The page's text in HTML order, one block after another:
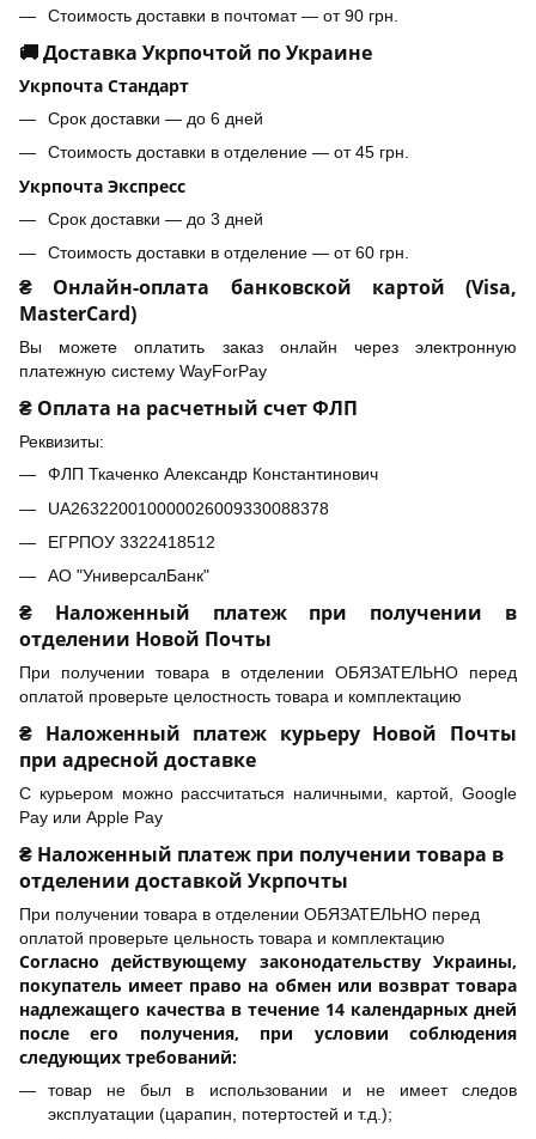
Стоимость доставки в почтомат — от 90 грн.
🚚 Доставка Укрпочтой по Украине
Укрпочта Стандарт
Срок доставки — до 6 дней
Стоимость доставки в отделение — от 45 грн.
Укрпочта Экспресс
Срок доставки — до 3 дней
Стоимость доставки в отделение — от 60 грн.
₴ Онлайн-оплата банковской картой (Visa,
MasterCard)
Вы можете оплатить заказ онлайн через электронную
платежную систему WayForPay
₴ Оплата на расчетный счет ФЛП
Реквизиты:
ФЛП Ткаченко Александр Константинович
UA263220010000026009330088378
ЕГРПОУ 3322418512
АО "УниверсалБанк"
₴ Наложенный платеж при получении в
отделении Новой Почты
При получении товара в отделении ОБЯЗАТЕЛЬНО перед
оплатой проверьте целостность товара и комплектацию
₴ Наложенный платеж курьеру Новой Почты
при адресной доставке
С курьером можно рассчитаться наличными, картой, Google
Pay или Apple Pay
₴ Наложенный платеж при получении товара в
отделении доставкой Укрпочты
При получении товара в отделении ОБЯЗАТЕЛЬНО перед
оплатой проверьте цельность товара и комплектацию
Согласно действующему законодательству Украины,
покупатель имеет право на обмен или возврат товара
надлежащего качества в течение 14 календарных дней
после его получения, при условии соблюдения
следующих требований:
товар не был в использовании и не имеет следов
эксплуатации (царапин, потертостей и т.д.);